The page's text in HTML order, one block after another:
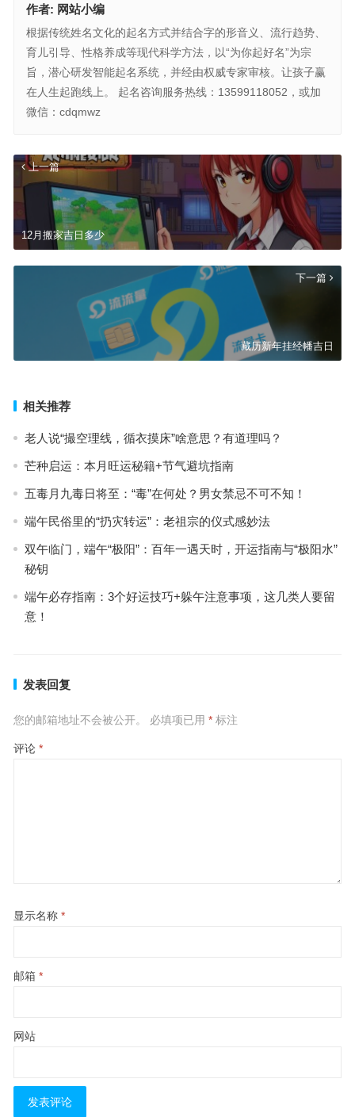
作者: 网站小编
根据传统姓名文化的起名方式并结合字的形音义、流行趋势、
育儿引导、性格养成等现代科学方法，以“为你起好名”为宗
旨，潜心研发智能起名系统，并经由权威专家审核。让孩子赢
在人生起跑线上。 起名咨询服务热线：13599118052，或加
微信：cdqmwz
上一篇
12月搬家吉日多少
下一篇
藏历新年挂经幡吉日
相关推荐
老人说“撮空理线，循衣摸床”啥意思？有道理吗？
芒种启运：本月旺运秘籍+节气避坑指南
五毒月九毒日将至：“毒”在何处？男女禁忌不可不知！
端午民俗里的“扔灾转运”：老祖宗的仪式感妙法
双午临门，端午“极阳”：百年一遇天时，开运指南与“极阳水”
秘钥
端午必存指南：3个好运技巧+躲午注意事项，这几类人要留
意！
发表回复
您的邮箱地址不会被公开。 必填项已用 *标注
评论 *
显示名称 *
邮箱 *
网站